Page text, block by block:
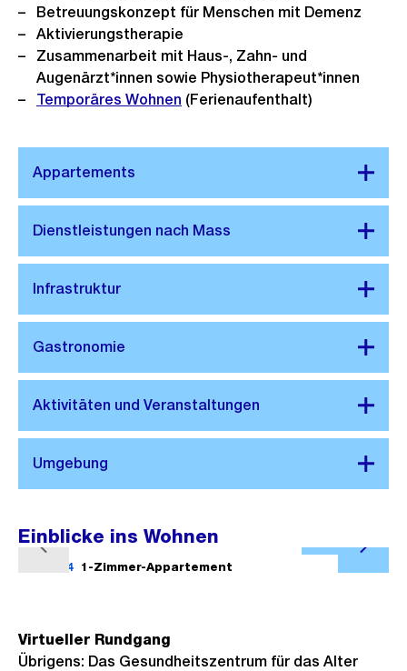
Betreuungskonzept für Menschen mit Demenz
Aktivierungstherapie
Zusammenarbeit mit Haus-, Zahn- und
Augenärzt*innen sowie Physiotherapeut*innen
Temporäres Wohnen (Ferienaufenthalt)
Einblicke ins Wohnen
h
e
B
1/14 1-Zimmer-Appartement
Virtueller Rundgang
Übrigens: Das Gesundheitszentrum für das Alter